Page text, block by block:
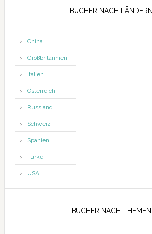
BÜCHER NACH LÄNDERN
China
Großbritannien
Italien
Österreich
Russland
Schweiz
Spanien
Türkei
USA
BÜCHER NACH THEMEN